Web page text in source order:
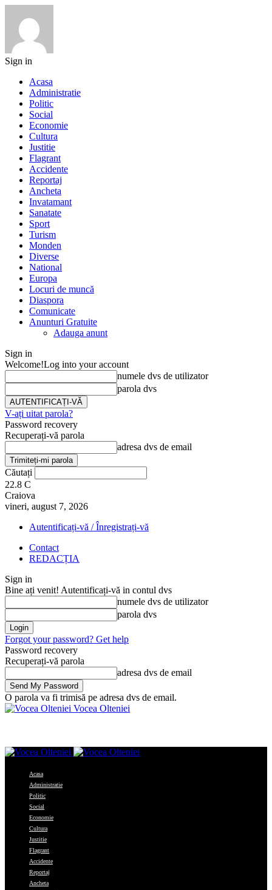
Sign in
Acasa
Administratie
Politic
Social
Economie
Cultura
Justitie
Flagrant
Accidente
Reportaj
Ancheta
Invatamant
Sanatate
Sport
Turism
Monden
Diverse
National
Europa
Locuri de muncă
Diaspora
Comunicate
Anunturi Gratuite
Adauga anunt
Sign in
Welcome!Log into your account
numele dvs de utilizator
parola dvs
V-ați uitat parola?
Password recovery
Recuperați-vă parola
adresa dvs de email
Căutați
22.8 C
Craiova
vineri, august 7, 2026
Autentificați-vă / Înregistrați-vă
Contact
REDACȚIA
Sign in
Bine ați venit! Autentificați-vă in contul dvs
numele dvs de utilizator
parola dvs
Forgot your password? Get help
Password recovery
Recuperați-vă parola
adresa dvs de email
O parola va fi trimisă pe adresa dvs de email.
Vocea Olteniei
Acasa
Administratie
Politic
Social
Economie
Cultura
Justitie
Flagrant
Accidente
Reportaj
Ancheta